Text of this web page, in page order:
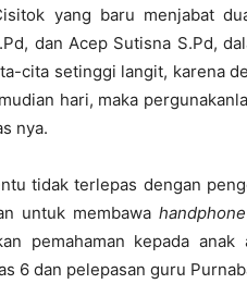
yang baru menjabat
dan Acep Sutisna S.Pd,
cita setinggi langit, karena
hari, maka
nya.
tidak terlepas dengan
untuk membawahandphone
pemahaman kepada anak
6 dan pelepasan guru